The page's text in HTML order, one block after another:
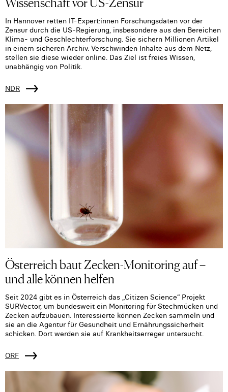
In Hannover retten IT-Expert:innen Forschungsdaten vor der
Zensur durch die US-Regierung, insbesondere aus den Bereichen
Klima- und Geschlechterforschung. Sie sichern Millionen Artikel
in einem sicheren Archiv. Verschwinden Inhalte aus dem Netz,
stellen sie diese wieder online. Das Ziel ist freies Wissen,
unabhängig von Politik.
NDR
Österreich baut Zecken-Monitoring auf –
und alle können helfen
Seit 2024 gibt es in Österreich das „Citizen Science“ Projekt
SURVector, um bundesweit ein Monitoring für Stechmücken und
Zecken aufzubauen. Interessierte können Zecken sammeln und
sie an die Agentur für Gesundheit und Ernährungssicherheit
schicken. Dort werden sie auf Krankheitserreger untersucht.
ORF